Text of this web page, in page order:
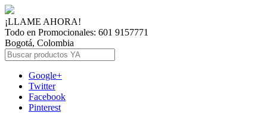
¡LLAME AHORA!
Todo en Promocionales: 601 9157771
Bogotá, Colombia
Google+
Twitter
Facebook
Pinterest